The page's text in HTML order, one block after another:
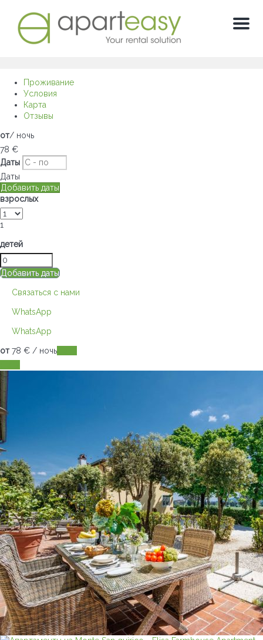
Меню
Проживание
Условия
Карта
Отзывы
от/ ночь
78 €
Даты
Даты
Добавить даты
взрослых
1
детей
Добавить даты
Связаться с нами
WhatsApp
WhatsApp
от78 € / ночь